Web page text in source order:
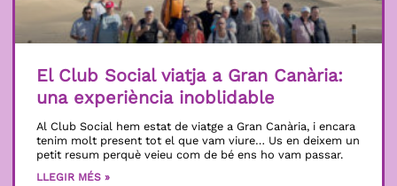
El Club Social viatja a Gran Canària:
una experiència inoblidable
Al Club Social hem estat de viatge a Gran Canària, i encara
tenim molt present tot el que vam viure… Us en deixem un
petit resum perquè veieu com de bé ens ho vam passar.
LLEGIR MÉS »